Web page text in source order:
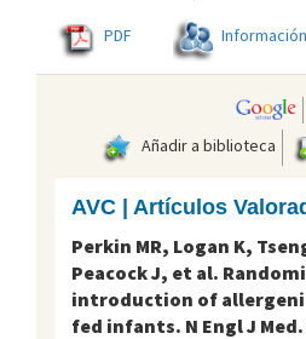
PDF
Añadir a biblioteca
AVC | Artículos
Perkin MR, Logan K,
Peacock J, et al.
introduction of
fed infants. N Engl J